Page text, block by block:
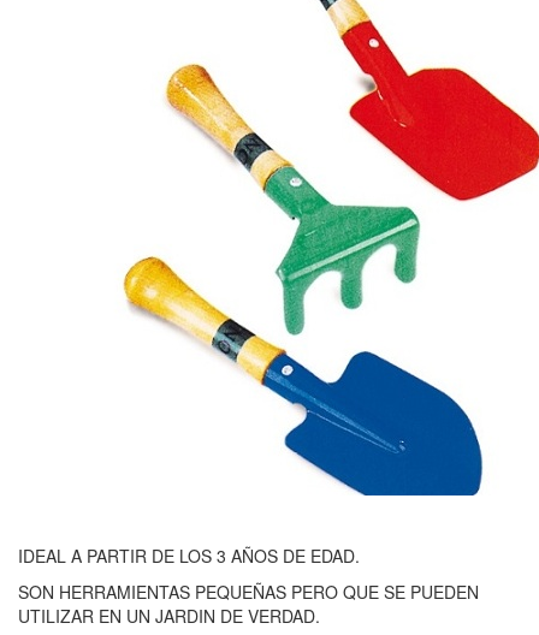
IDEAL A PARTIR DE LOS 3 AÑOS DE EDAD.
SON HERRAMIENTAS PEQUEÑAS PERO QUE SE PUEDEN
UTILIZAR EN UN JARDIN DE VERDAD.